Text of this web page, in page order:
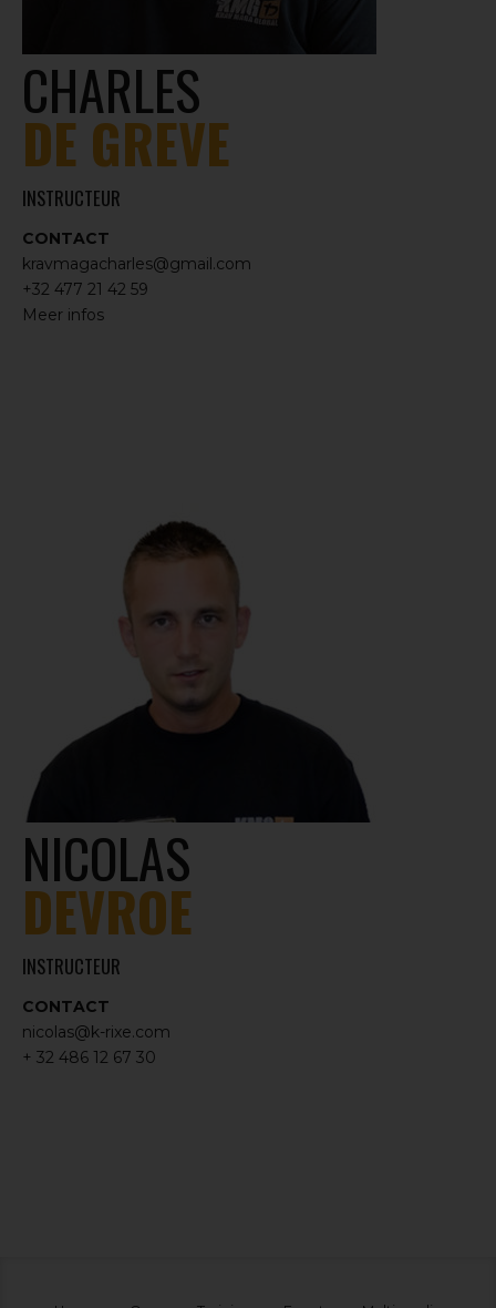
CHARLES
DE GREVE
INSTRUCTEUR
CONTACT
kravmagacharles@gmail.com
+32 477 21 42 59
Meer infos
NICOLAS
DEVROE
INSTRUCTEUR
CONTACT
nicolas@k-rixe.com
+ 32 486 12 67 30